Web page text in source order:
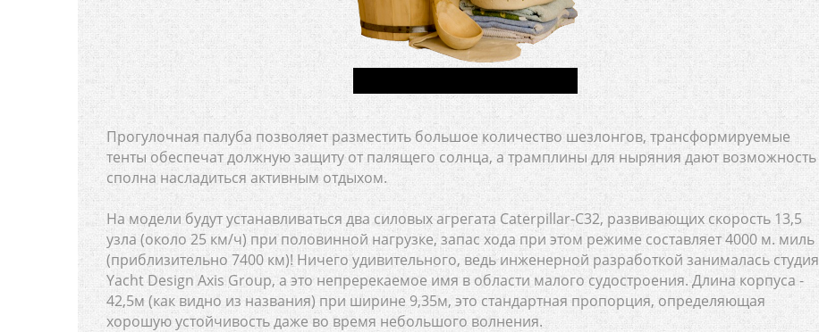
Прогулочная палуба позволяет разместить большое количество шезлонгов, трансформируемые
тенты обеспечат должную защиту от палящего солнца, а трамплины для ныряния дают возможность
сполна насладиться активным отдыхом.
На модели будут устанавливаться два силовых агрегата Caterpillar-C32, развивающих скорость 13,5
узла (около 25 км/ч) при половинной нагрузке, запас хода при этом режиме составляет 4000 м. миль
(приблизительно 7400 км)! Ничего удивительного, ведь инженерной разработкой занималась студия
Yacht Design Axis Group, а это непререкаемое имя в области малого судостроения. Длина корпуса -
42,5м (как видно из названия) при ширине 9,35м, это стандартная пропорция, определяющая
хорошую устойчивость даже во время небольшого волнения.